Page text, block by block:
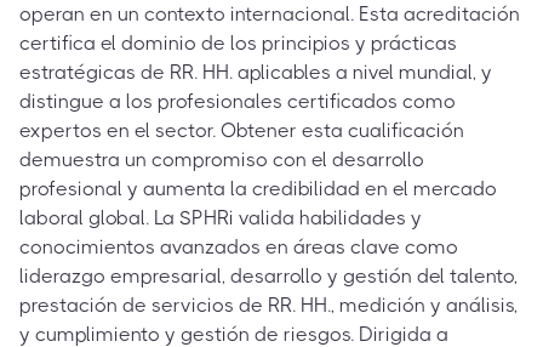
operan en un contexto internacional. Esta acreditación
certifica el dominio de los principios y prácticas
estratégicas de RR. HH. aplicables a nivel mundial, y
distingue a los profesionales certificados como
expertos en el sector. Obtener esta cualificación
demuestra un compromiso con el desarrollo
profesional y aumenta la credibilidad en el mercado
laboral global. La SPHRi valida habilidades y
conocimientos avanzados en áreas clave como
liderazgo empresarial, desarrollo y gestión del talento,
prestación de servicios de RR. HH., medición y análisis,
y cumplimiento y gestión de riesgos. Dirigida a